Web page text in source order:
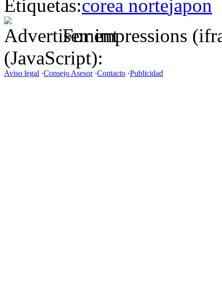
Etiquetas:corea nortejapon
For impressions
(JavaScript):
Aviso legal ·Consejo Asesor·Contacto ·Publicidad